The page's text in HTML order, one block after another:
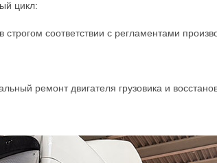
цикл:
соответствии с регламентами
ремонт двигателя грузовика и